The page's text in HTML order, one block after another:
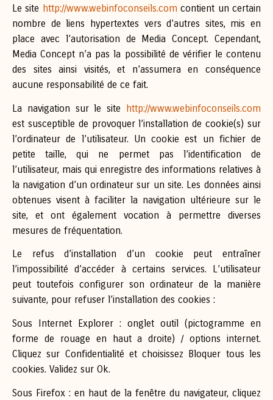
Le site http://www.webinfoconseils.com contient un certain
nombre de liens hypertextes vers d’autres sites, mis en
place avec l’autorisation de Media Concept. Cependant,
Media Concept n’a pas la possibilité de vérifier le contenu
des sites ainsi visités, et n’assumera en conséquence
aucune responsabilité de ce fait.
La navigation sur le site http://www.webinfoconseils.com
est susceptible de provoquer l’installation de cookie(s) sur
l’ordinateur de l’utilisateur. Un cookie est un fichier de
petite taille, qui ne permet pas l’identification de
l’utilisateur, mais qui enregistre des informations relatives à
la navigation d’un ordinateur sur un site. Les données ainsi
obtenues visent à faciliter la navigation ultérieure sur le
site, et ont également vocation à permettre diverses
mesures de fréquentation.
Le refus d’installation d’un cookie peut entraîner
l’impossibilité d’accéder à certains services. L’utilisateur
peut toutefois configurer son ordinateur de la manière
suivante, pour refuser l’installation des cookies :
Sous Internet Explorer : onglet outil (pictogramme en
forme de rouage en haut a droite) / options internet.
Cliquez sur Confidentialité et choisissez Bloquer tous les
cookies. Validez sur Ok.
Sous Firefox : en haut de la fenêtre du navigateur, cliquez